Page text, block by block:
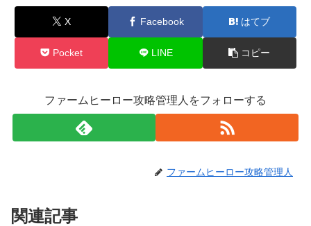
X Facebook はてブ
Pocket LINE コピー
ファームヒーロー攻略管理人をフォローする
ファームヒーロー攻略管理人
関連記事